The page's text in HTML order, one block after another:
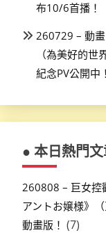
布10/6首播！
260729 – 動
（為美好的
紀念PV公開中！
● 本日熱門
260808 – 巨女控
アントお嬢様》
動畫版！ (7)